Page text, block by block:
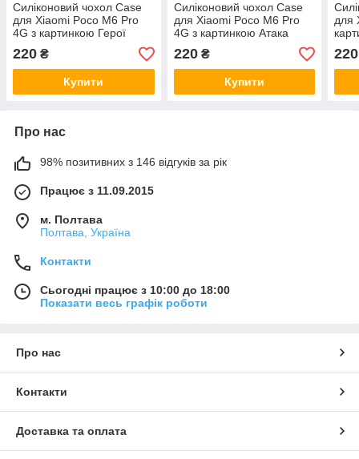
Силіконовий чохол Case
для Xiaomi Poco M6 Pro
4G з картинкою Герої
Fortnite
220 ₴
Купити
Силіконовий чохол Case
для Xiaomi Poco M6 Pro
4G з картинкою Атака
титанів герої
220₴
Купити
для
220
Про нас
98% позитивних з 146 відгуків за рік
Працює з 11.09.2015
м. Полтава
Полтава, Україна
Контакти
Сьогодні працює з 10:00 до 18:00
Показати весь графік роботи
Про нас
Контакти
Доставка та оплата